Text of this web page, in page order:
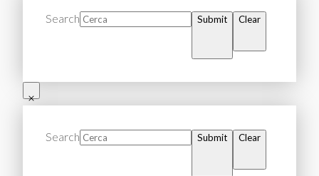
Search Submit Clear
Search Submit Clear